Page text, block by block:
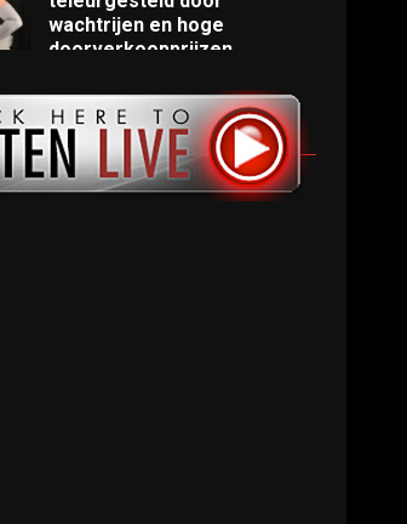
wachtrijen en hoge
doorverkoopprijzen